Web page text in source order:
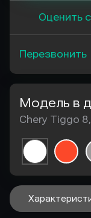
Оценить
Перезвонить
Модель в
Chery Tiggo